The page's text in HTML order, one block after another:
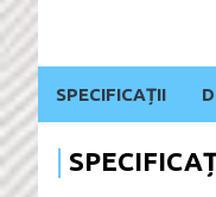
SPECIFICAȚII